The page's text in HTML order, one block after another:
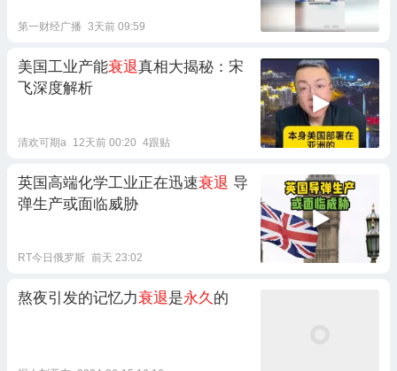
第一财经广播 3天前 09:59
美国工业产能衰退真相大揭秘：宋
飞深度解析
清欢可期a 12天前 00:20 4跟贴
英国高端化学工业正在迅速衰退 导
弹生产或面临威胁
RT今日俄罗斯 前天 23:02
熬夜引发的记忆力衰退是永久的